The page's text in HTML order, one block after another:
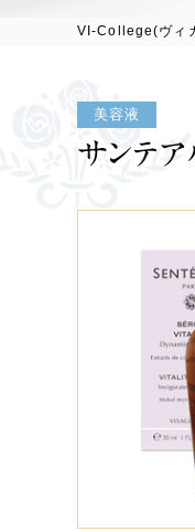
VI-College(ヴィ
美容液
サンテ